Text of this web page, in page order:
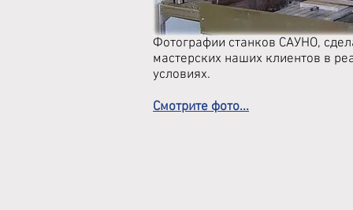
Фотографии станков САУНО,
мастерских наших клиентов в
условиях.
Смотрите фото...